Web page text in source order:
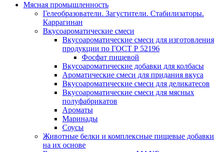
Мясная промышленность
Гелеобразователи. Загустители. Стабилизаторы.
Каррагинан
Вкусоароматические смеси
Вкусоароматические смеси для изготовления
продукции по ГОСТ Р 52196
Фосфат пищевой
Вкусоароматические добавки для колбасы
Ароматические смеси для придания вкуса
Вкусоароматические смеси для деликатесов
Вкусоароматические смеси для мясных
полуфабрикатов
Ароматы
Маринады
Соусы
Животные белки и комплексные пищевые добавки
на их основе